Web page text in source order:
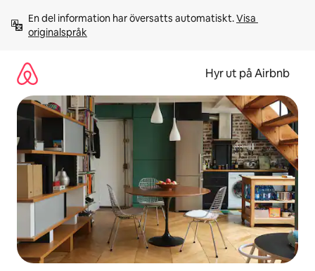
innehåll
En del information har översatts automatiskt. Visa
originalspråk
Hyr ut på Airbnb